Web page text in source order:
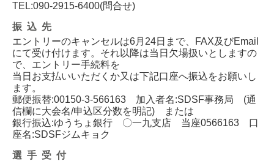
TEL:090-2915-6400(問合せ)
振込先
エントリーのキャンセルは6月24日まで、FAX及びEmail
にて受け付けます。それ以降は当日欠場扱いとしますの
で、エントリー手続料を
当日お支払いいただくか又は下記口座へ振込をお願いし
ます。
郵便振替:00150-3-566163 加入者名:SDSF事務局 (通
信欄に大会名/申込区分数を明記) または
銀行振込:ゆうちょ銀行 〇一九支店 当座0566163 口
座名:SDSFジムキョク
選手受付